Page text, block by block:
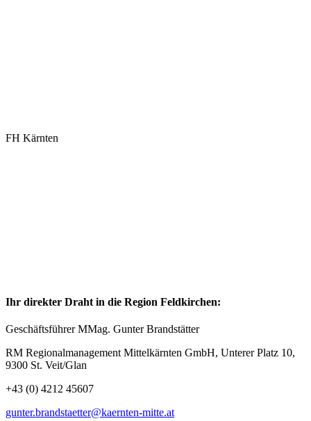
FH Kärnten
Ihr direkter Draht in die Region Feldkirchen:
Geschäftsführer MMag. Gunter Brandstätter
RM Regionalmanagement Mittelkärnten GmbH, Unterer Platz 10,
9300 St. Veit/Glan
+43 (0) 4212 45607
gunter.brandstaetter@kaernten-mitte.at